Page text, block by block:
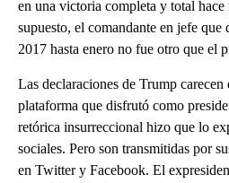
en una victoria completa y total hace
supuesto, el comandante en jefe que
2017 hasta enero no fue otro que el
Las declaraciones de Trump
plataforma que disfrutó como
retórica insurreccional hizo que lo
sociales. Pero son transmitidas por
en Twitter y Facebook. El